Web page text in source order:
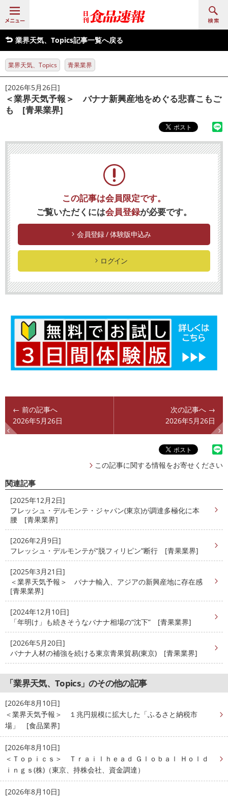
業界天気、Topics記事一覧へ戻る
業界天気、Topics 青果業界
[2026年5月26日]
＜業界天気予報＞ バナナ新興産地をめぐる悲喜こもご
も [青果業界]
この記事は会員限定です。
ご覧いただくには会員登録が必要です。
会員登録 / 体験版申込み
ログイン
← 前の記事へ
2026年5月26日
次の記事へ →
2026年5月26日
この記事に関する情報をお寄せください
関連記事
[2025年12月2日]
フレッシュ・デルモンテ・ジャパン(東京)が調達多極化に本
腰 [青果業界]
[2026年2月9日]
フレッシュ・デルモンテが“脱フィリピン”断行 [青果業界]
[2025年3月21日]
＜業界天気予報＞ バナナ輸入、アジアの新興産地に存在感
[青果業界]
[2024年12月10日]
「年明け」も続きそうなバナナ相場の“沈下” [青果業界]
[2026年5月20日]
バナナ人材の補強を続ける東京青果貿易(東京) [青果業界]
「業界天気、Topics」のその他の記事
[2026年8月10日]
＜業界天気予報＞ １兆円規模に拡大した「ふるさと納税市
場」 [食品業界]
[2026年8月10日]
＜Ｔｏｐｉｃｓ＞ Ｔｒａｉｌｈｅａｄ Ｇｌｏｂａｌ Ｈｏｌｄ
ｉｎｇｓ(株)（東京、持株会社、資金調達）
[2026年8月10日]